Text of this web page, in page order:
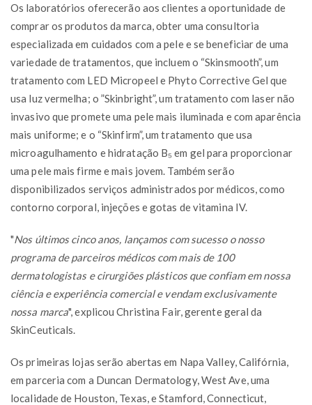
Os laboratórios oferecerão aos clientes a oportunidade de
comprar os produtos da marca, obter uma consultoria
especializada em cuidados com a pele e se beneficiar de uma
variedade de tratamentos, que incluem o “Skinsmooth”, um
tratamento com LED Micropeel e Phyto Corrective Gel que
usa luz vermelha; o ”Skinbright”, um tratamento com laser não
invasivo que promete uma pele mais iluminada e com aparência
mais uniforme; e o “Skinfirm”, um tratamento que usa
microagulhamento e hidratação B₅ em gel para proporcionar
uma pele mais firme e mais jovem. Também serão
disponibilizados serviços administrados por médicos, como
contorno corporal, injeções e gotas de vitamina IV.
"Nos últimos cinco anos, lançamos com sucesso o nosso
programa de parceiros médicos com mais de 100
dermatologistas e cirurgiões plásticos que confiam em nossa
ciência e experiência comercial e vendam exclusivamente
nossa marca", explicou Christina Fair, gerente geral da
SkinCeuticals.
Os primeiras lojas serão abertas em Napa Valley, Califórnia,
em parceria com a Duncan Dermatology, West Ave, uma
localidade de Houston, Texas, e Stamford, Connecticut,